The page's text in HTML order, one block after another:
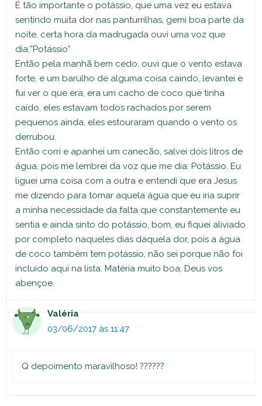
É tão importante o potássio, que uma vez eu estava
sentindo muita dor nas panturrilhas, gemi boa parte da
noite, certa hora da madrugada ouvi uma voz que
dia:”Potássio”
Então pela manhã bem cedo, ouvi que o vento estava
forte, e um barulho de alguma coisa caindo, levantei e
fui ver o que era, era um cacho de coco que tinha
caído, eles estavam todos rachados por serem
pequenos ainda, eles estouraram quando o vento os
derrubou.
Então corri e apanhei um canecão, salvei dois litros de
água, pois me lembrei da voz que me dia: Potássio. Eu
liguei uma coisa com a outra e entendi que era Jesus
me dizendo para tomar aquela água que eu iria suprir
a minha necessidade da falta que constantemente eu
sentia e ainda sinto do potássio, bom, eu fiquei aliviado
por completo naqueles dias daquela dor, pois a água
de coco também tem potássio, não sei porque não foi
incluído aqui na lista. Matéria muito boa, Deus vos
abençoe.
Valéria
03/06/2017 às 11:47
Q depoimento maravilhoso! ??????